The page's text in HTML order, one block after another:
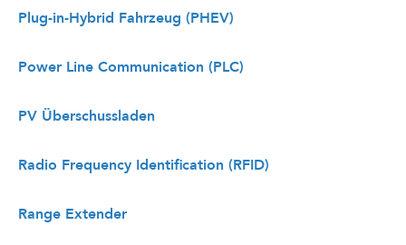
Plug-in-Hybrid Fahrzeug (PHEV)
Power Line Communication (PLC)
PV Überschussladen
Radio Frequency Identification (RFID)
Range Extender